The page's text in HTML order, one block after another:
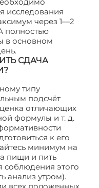
исследования
через 1—2
полностью
в основном
СДАЧА
типу
подсчёт
отличающих
формулы и т. д.
к его
минимум на
пищи и пить
соблюдения этого
анализ утром).